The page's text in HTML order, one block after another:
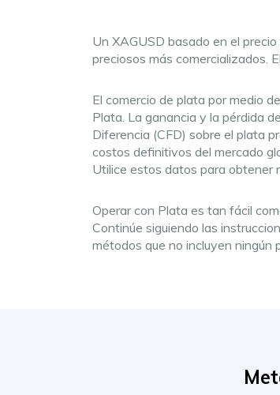
Un XAGUSD basado en el
preciosos más comercializados.
El comercio de plata por medio
Plata. La ganancia y la pérdida
Diferencia (CFD) sobre el plata
costos definitivos del mercado
Utilice estos datos para obtener
Operar con Plata es tan fácil
Continúe siguiendo las
métodos que no incluyen ningún